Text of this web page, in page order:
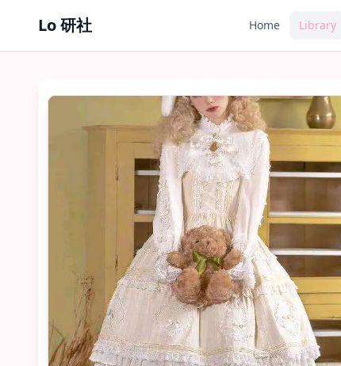
Lo 研社 Home Library